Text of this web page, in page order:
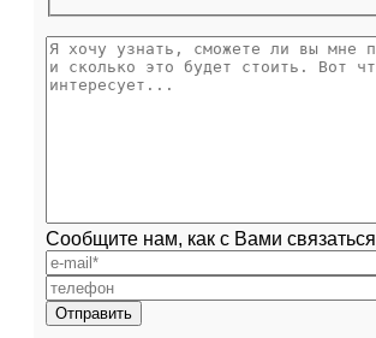
Сообщите нам, как с Вами связаться